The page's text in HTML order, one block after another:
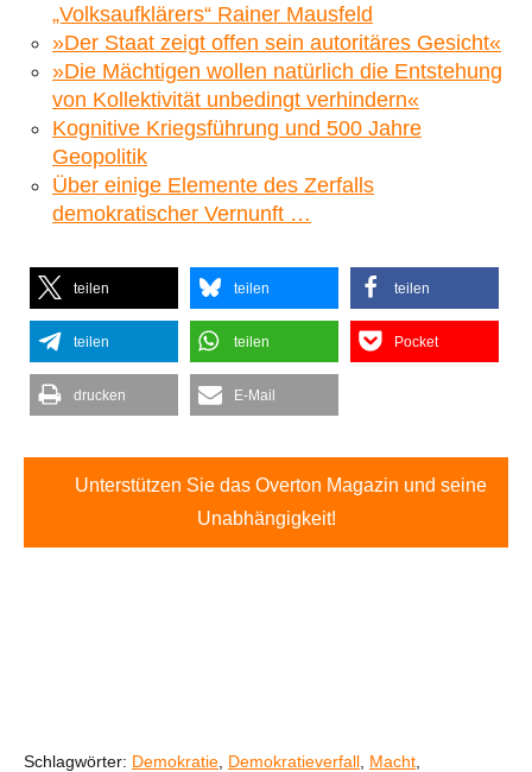
„Volksaufklärers“ Rainer Mausfeld
»Der Staat zeigt offen sein autoritäres Gesicht«
»Die Mächtigen wollen natürlich die Entstehung
von Kollektivität unbedingt verhindern«
Kognitive Kriegsführung und 500 Jahre
Geopolitik
Über einige Elemente des Zerfalls
demokratischer Vernunft …
teilen teilen teilen
teilen teilen Pocket
drucken E-Mail
Unterstützen Sie das Overton Magazin und seine
Unabhängigkeit!
Schlagwörter: Demokratie Demokratieverfall Macht